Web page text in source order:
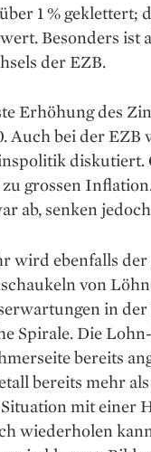
1 % geklettert;
Besonders ist
der EZB.
Erhöhung des
Auch bei der
diskutiert.
grossen
ab, senken
wird ebenfalls
von
in der
Spirale. Die
bereits
bereits mehr
mit einer
wiederholen